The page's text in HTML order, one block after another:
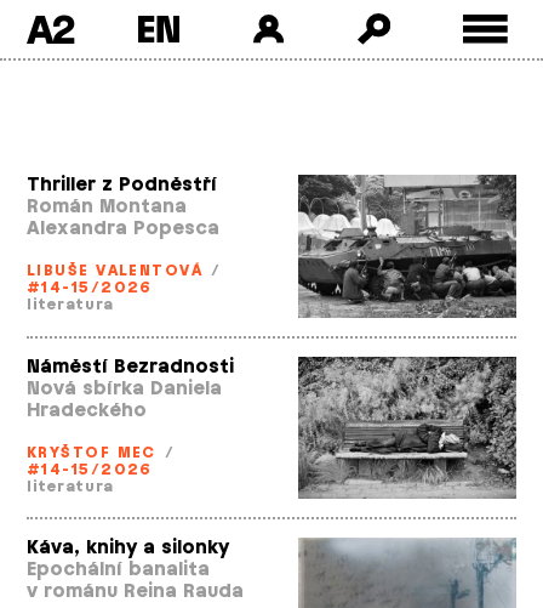
A2
Thriller z Podněstří
Román Montana
Alexandra Popesca
LIBUŠE VALENTOVÁ /
#14-15/2026
literatura
Náměstí Bezradnosti
Nová sbírka Daniela
Hradeckého
KRYŠTOF MEC /
#14-15/2026
literatura
Káva, knihy a silonky
Epochální banalita
v románu Reina Rauda